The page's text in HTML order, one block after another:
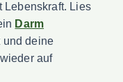
Lebenskraft. Lies
Darm
und deine
auf